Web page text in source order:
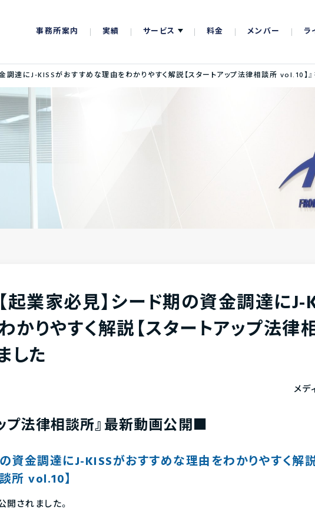
事務所案内 実績 サービス 料金 メンバー ラ
達にJ-KISSがおすすめな理由をわかりやすく解説【スタートアップ法律相談所 vol.10】
起業家必見】シード期の資金調達にJ-
かりやすく解説【スタートアップ法律
した
メ
プ法律相談所』最新動画公開■
資金調達にJ-KISSがおすすめな理由をわかりやすく解
所 vol.10】
されました。